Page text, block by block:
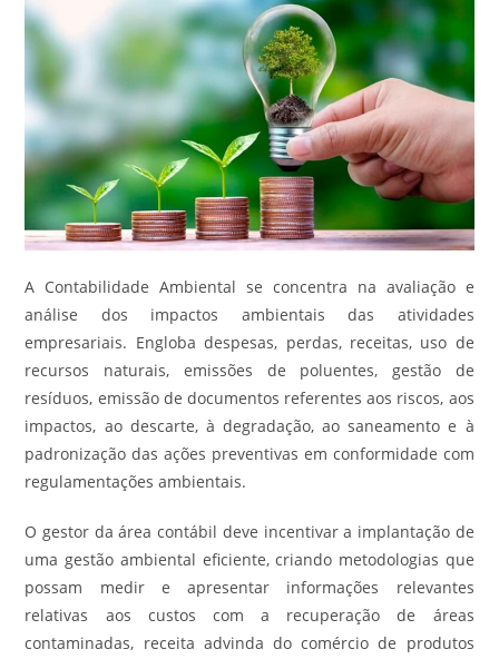
A Contabilidade Ambiental se concentra na avaliação e
análise dos impactos ambientais das atividades
empresariais. Engloba despesas, perdas, receitas, uso de
recursos naturais, emissões de poluentes, gestão de
resíduos, emissão de documentos referentes aos riscos, aos
impactos, ao descarte, à degradação, ao saneamento e à
padronização das ações preventivas em conformidade com
regulamentações ambientais.
O gestor da área contábil deve incentivar a implantação de
uma gestão ambiental eficiente, criando metodologias que
possam medir e apresentar informações relevantes
relativas aos custos com a recuperação de áreas
contaminadas, receita advinda do comércio de produtos